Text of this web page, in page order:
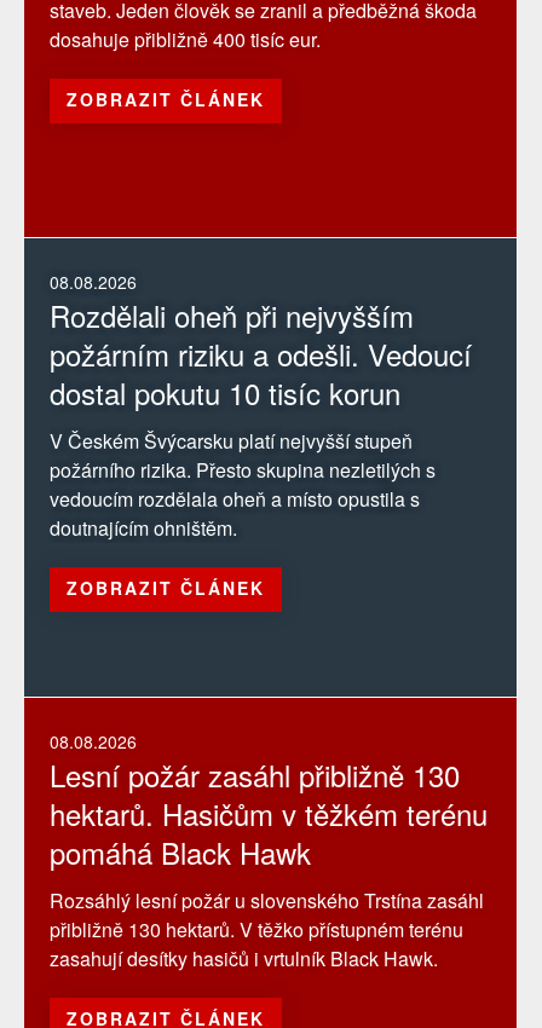
08.08.2026
Rozdělali oheň při nejvyšším
požárním riziku a odešli. Vedoucí
dostal pokutu 10 tisíc korun
V Českém Švýcarsku platí nejvyšší stupeň
požárního rizika. Přesto skupina nezletilých s
vedoucím rozdělala oheň a místo opustila s
doutnajícím ohništěm.
ZOBRAZIT ČLÁNEK
08.08.2026
Lesní požár zasáhl přibližně 130
hektarů. Hasičům v těžkém terénu
pomáhá Black Hawk
Rozsáhlý lesní požár u slovenského Trstína zasáhl
přibližně 130 hektarů. V těžko přístupném terénu
zasahují desítky hasičů i vrtulník Black Hawk.
ZOBRAZIT ČLÁNEK
staveb. Jeden člověk se zranil a předběžná škoda
dosahuje přibližně 400 tisíc eur.
ZOBRAZIT ČLÁNEK